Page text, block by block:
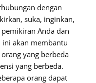
dengan
suka, inginkan,
Anda dan
akan membantu
yang berbeda
yang berbeda.
orang dapat